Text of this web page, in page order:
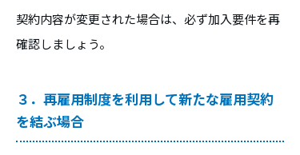
契約内容が変更された場合は、必ず加入要件を再
確認しましょう。
３．再雇用制度を利用して新たな雇用契約
を結ぶ場合